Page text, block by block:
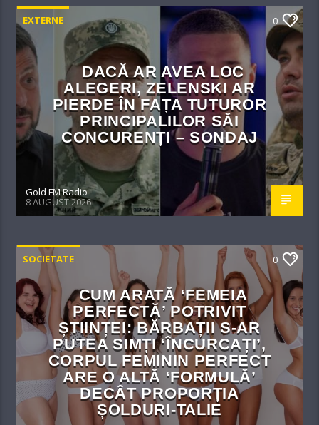
EXTERNE 0
DACĂ AR AVEA LOC
ALEGERI, ZELENSKI AR
PIERDE ÎN FAȚA TUTUROR
PRINCIPALILOR SĂI
CONCURENȚI – SONDAJ
Gold FM Radio
8 AUGUST 2026
SOCIETATE 0
CUM ARATĂ ‘FEMEIA
PERFECTĂ’ POTRIVIT
ȘTIINȚEI: BĂRBAȚII S-AR
PUTEA SIMȚI ‘ÎNCURCAȚI’,
CORPUL FEMININ PERFECT
ARE O ALTĂ ‘FORMULĂ’
DECÂT PROPORȚIA
ȘOLDURI-TALIE